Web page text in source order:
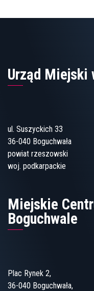
Urząd Miejski
ul. Suszyckich 33
36-040 Boguchwała
powiat rzeszowski
woj. podkarpackie
Miejskie
Boguchwale
Plac Rynek 2,
36-040 Boguchwała,